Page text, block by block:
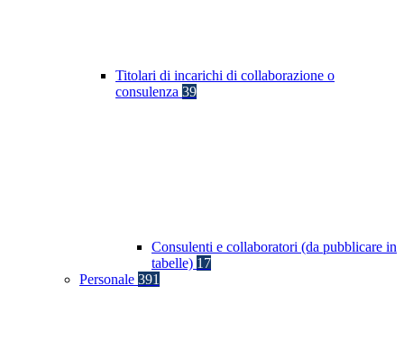
Titolari di incarichi di collaborazione o
consulenza 39
Consulenti e collaboratori (da pubblicare in
tabelle) 17
Personale 391